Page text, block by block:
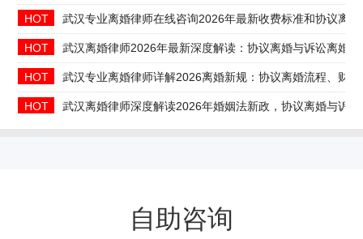
HOT 武汉专业离婚律师在线咨询2026年最新收费标准和协议离
HOT 武汉离婚律师2026年最新深度解读：协议离婚与诉讼离婚
HOT 武汉专业离婚律师详解2026离婚新规：协议离婚流程、财
HOT 武汉离婚律师深度解读2026年婚姻法新政，协议离婚与诉
自助咨询